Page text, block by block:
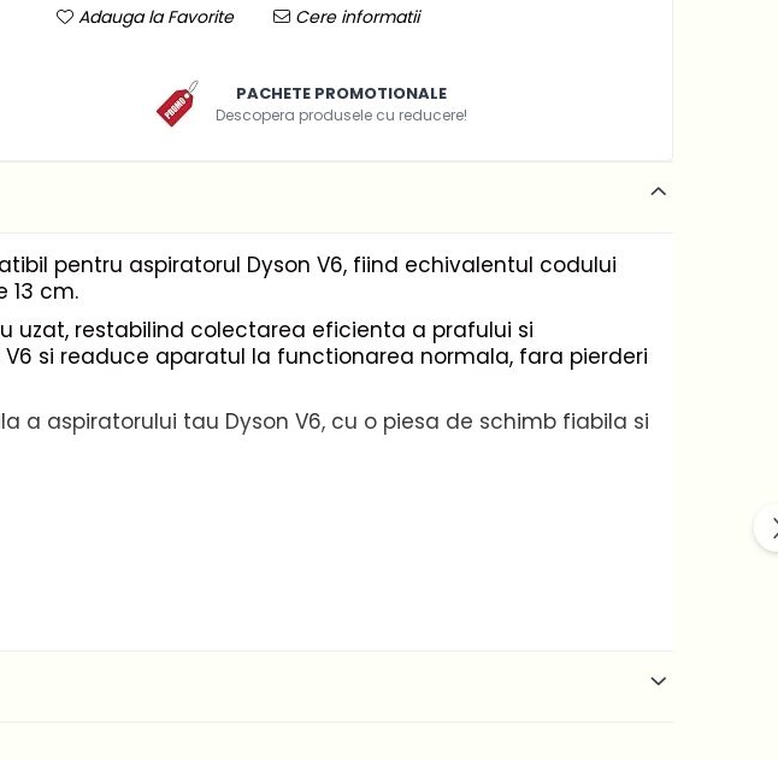
Adauga la Favorite Cere informatii
PACHETE PROMOTIONALE
Descopera produsele cu reducere!
pentru aspiratorul Dyson V6, fiind echivalentul codului
13 cm.
uzat, restabilind colectarea eficienta a prafului si
si readuce aparatul la functionarea normala, fara pierderi
a aspiratorului tau Dyson V6, cu o piesa de schimb fiabila si